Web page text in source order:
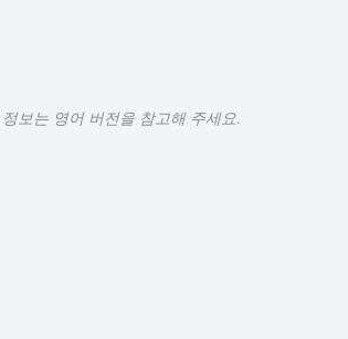
보는 영어 버전을 참고해 주세요.